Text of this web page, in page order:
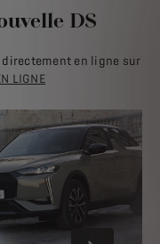
DS
directement en ligne sur
LIGNE